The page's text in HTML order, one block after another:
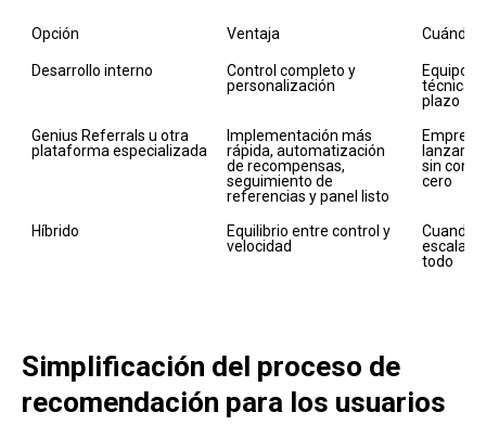
Opción Ventaja Cuándo
Desarrollo interno
Control completo y
personalización
Equipos
técnica y
plazo
Genius Referrals u otra
plataforma especializada
Implementación más
rápida, automatización
de recompensas,
seguimiento de
referencias y panel listo
lanzar,
sin
cero
Híbrido
Equilibrio entre control y
velocidad
Cuando
Simplificación del proceso de
recome ndación para los usuarios